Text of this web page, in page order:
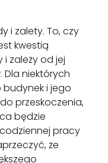
i zalety. To, czy
kwestią
zależy od jej
Dla niektórych
i jego
przeskoczenia,
będzie
pracy
że